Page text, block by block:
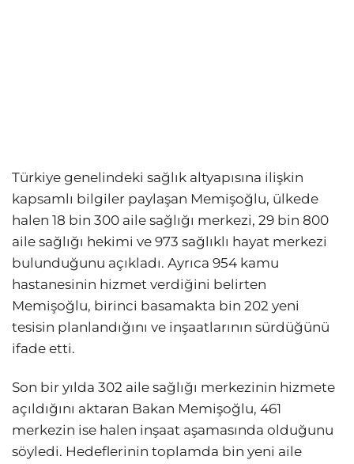
Türkiye genelindeki sağlık altyapısına ilişkin
kapsamlı bilgiler paylaşan Memişoğlu, ülkede
halen 18 bin 300 aile sağlığı merkezi, 29 bin 800
aile sağlığı hekimi ve 973 sağlıklı hayat merkezi
bulunduğunu açıkladı. Ayrıca 954 kamu
hastanesinin hizmet verdiğini belirten
Memişoğlu, birinci basamakta bin 202 yeni
tesisin planlandığını ve inşaatlarının sürdüğünü
ifade etti.
Son bir yılda 302 aile sağlığı merkezinin hizmete
açıldığını aktaran Bakan Memişoğlu, 461
merkezin ise halen inşaat aşamasında olduğunu
söyledi. Hedeflerinin toplamda bin yeni aile